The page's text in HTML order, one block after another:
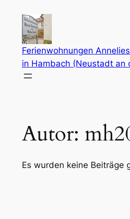
Inhalt
springen
Ferienwohnungen
in Hambach (Neustadt an
Autor:
Es wurden keine Beiträge